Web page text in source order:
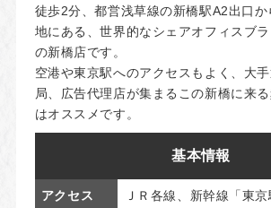
徒歩2分、都営浅草線の新橋駅A2出口
地にある、世界的なシェアオフィスブラ
の新橋店です。
空港や東京駅へのアクセスもよく、大
局、広告代理店が集まるこの新橋に来
はオススメです。
基本情報
アクセス
ＪＲ各線、新幹線「東